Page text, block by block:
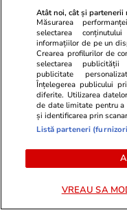
Atât noi, cât și partenerii
Măsurarea
selectarea
informațiilor de pe un
Crearea profilurilor de
selectarea publicității
publicitate
Înțelegerea publicului
diferite. Utilizarea
de date limitate pentru a
și identificarea prin
Listă parteneri
VREAU SA